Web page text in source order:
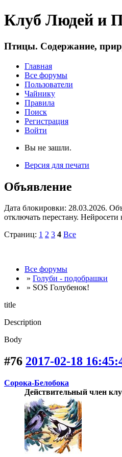
Клуб Людей и
Птицы. Содержание,
Главная
Все форумы
Пользователи
Чайнику
Правила
Поиск
Регистрация
Войти
Вы не зашли.
Версия для печати
Объявление
Дата блокировки: 28.03.2026.
отключать перестану. Нейросети
Страниц: 1 2 3 4 Все
Все форумы
» Голуби - подобрашки
» SOS Голубенок!
title
Description
Body
#76 2017-02-18
Сорока-Белобока
Действительный член